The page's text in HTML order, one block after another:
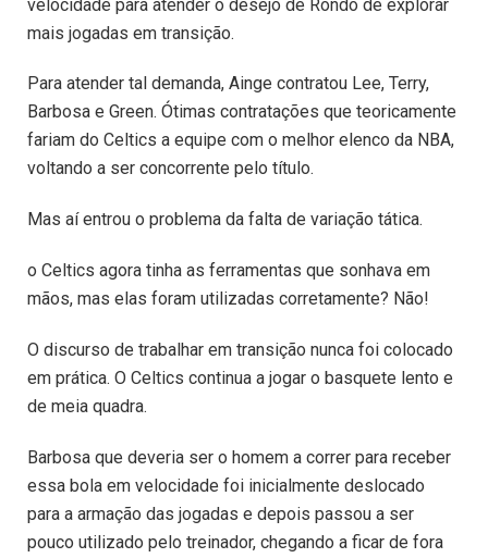
velocidade para atender o desejo de Rondo de explorar
mais jogadas em transição.
Para atender tal demanda, Ainge contratou Lee, Terry,
Barbosa e Green. Ótimas contratações que teoricamente
fariam do Celtics a equipe com o melhor elenco da NBA,
voltando a ser concorrente pelo título.
Mas aí entrou o problema da falta de variação tática.
o Celtics agora tinha as ferramentas que sonhava em
mãos, mas elas foram utilizadas corretamente? Não!
O discurso de trabalhar em transição nunca foi colocado
em prática. O Celtics continua a jogar o basquete lento e
de meia quadra.
Barbosa que deveria ser o homem a correr para receber
essa bola em velocidade foi inicialmente deslocado
para a armação das jogadas e depois passou a ser
pouco utilizado pelo treinador, chegando a ficar de fora